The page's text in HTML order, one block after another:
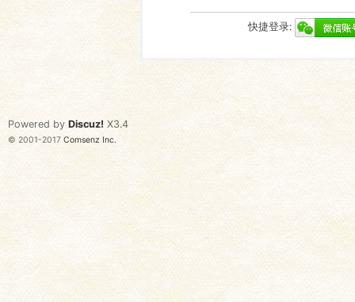
快捷登录:
Powered by Discuz! X3.4
© 2001-2017 Comsenz Inc.